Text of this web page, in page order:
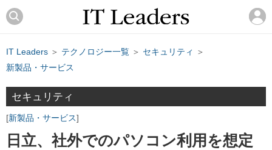
IT Leaders ＞ テクノロジー一覧 ＞ セキュリティ
＞
新製品・サービス
セキュリティ
新製品・サービス
日立、社外でのパソコン利用を想定